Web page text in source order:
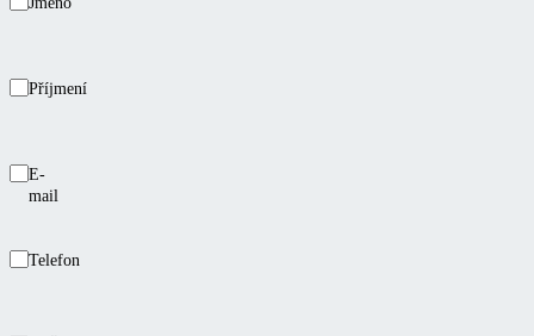
Příjmení
E-
mail
Telefon